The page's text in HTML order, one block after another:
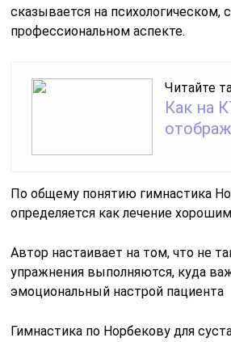
сказывается на психологическом,
профессиональном аспекте.
Читайте
Как на
По общему понятию гимнастика
определяется как лечение
Автор настаивает на том, что не
упражнения выполняются, куда
эмоциональный настрой пациента
Гимнастика по Норбекову для